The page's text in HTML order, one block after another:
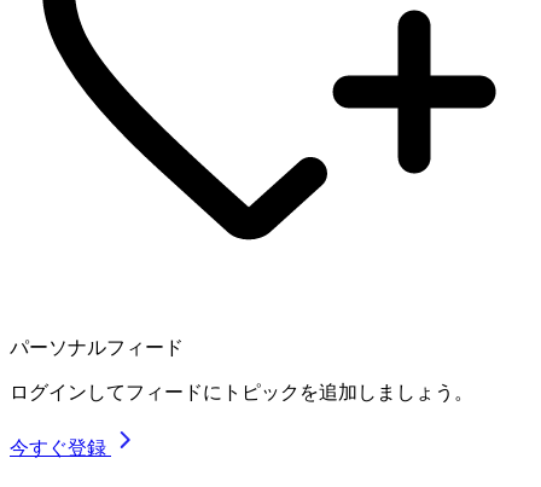
パーソナルフィード
ログインしてフィードにトピックを追加しましょう。
今すぐ登録